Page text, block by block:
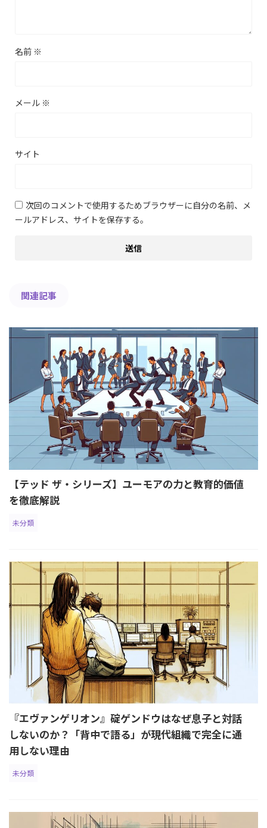
名前 ※
メール ※
サイト
次回のコメントで使用するためブラウザーに自分の名前、メ
ールアドレス、サイトを保存する。
関連記事
【テッド ザ・シリーズ】ユーモアの力と教育的価値
を徹底解説
未分類
『エヴァンゲリオン』碇ゲンドウはなぜ息子と対話
しないのか？「背中で語る」が現代組織で完全に通
用しない理由
未分類